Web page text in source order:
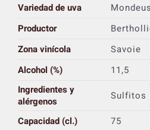
Variedad de uva
Productor
Zona vinícola
Savoie
Alcohol (%)
11,5
Ingredientes y
alérgenos
Sulfitos
Capacidad (cl.)
75